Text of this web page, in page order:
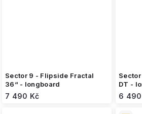
Sector 9 - Flipside Fractal
36“ - longboard
7 490 Kč
DT -
6